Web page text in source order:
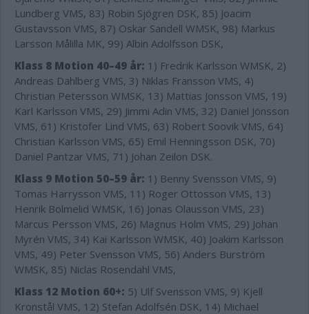
Lundberg VMS, 83) Robin Sjögren DSK, 85) Joacim
Gustavsson VMS, 87) Oskar Sandell WMSK, 98) Markus
Larsson Målilla MK, 99) Albin Adolfsson DSK,
Klass 8 Motion 40–49 år: 1) Fredrik Karlsson WMSK, 2)
Andreas Dahlberg VMS, 3) Niklas Fransson VMS, 4)
Christian Petersson WMSK, 13) Mattias Jonsson VMS, 19)
Karl Karlsson VMS, 29) Jimmi Adin VMS, 32) Daniel Jönsson
VMS, 61) Kristofer Lind VMS, 63) Robert Soovik VMS, 64)
Christian Karlsson VMS, 65) Emil Henningsson DSK, 70)
Daniel Pantzar VMS, 71) Johan Zeilon DSK.
Klass 9 Motion 50–59 år: 1) Benny Svensson VMS, 9)
Tomas Harrysson VMS, 11) Roger Ottosson VMS, 13)
Henrik Bolmelid WMSK, 16) Jonas Olausson VMS, 23)
Marcus Persson VMS, 26) Magnus Holm VMS, 29) Johan
Myrén VMS, 34) Kai Karlsson WMSK, 40) Joakim Karlsson
VMS, 49) Peter Svensson VMS, 56) Anders Burström
WMSK, 85) Niclas Rosendahl VMS,
Klass 12 Motion 60+: 5) Ulf Svensson VMS, 9) Kjell
Kronstål VMS, 12) Stefan Adolfsén DSK, 14) Michael